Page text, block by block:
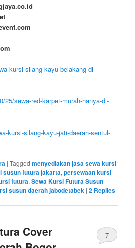
kursi-silang-kayu-belakang-di-
25/sewa-red-karpet-murah-hanya-di-
kursi-silang-kayu-jati-daerah-sentul-
|Tagged menyediakan jasa sewa kursi
susun futura jakarta,persewaan kursi
futura,Sewa Kursi Futura Susun
susun daerah jabodetabek |2 Replies
Cover
7